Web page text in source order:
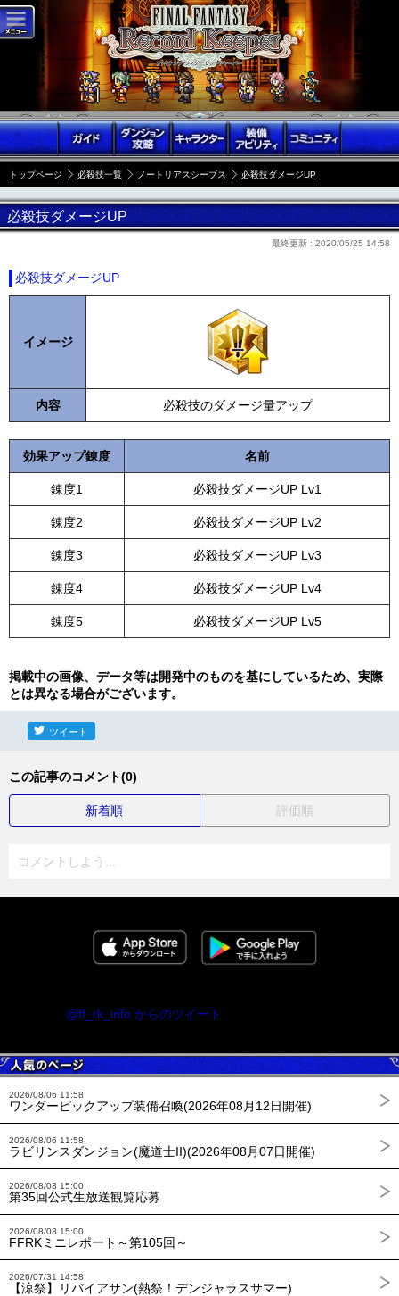
トップページ 必殺技一覧 ノートリアスシーブス 必殺技ダメージUP
必殺技ダメージUP
最終更新 : 2020/05/25 14:58
必殺技ダメージUP
イメージ
内容 必殺技のダメージ量アップ
効果アップ錬度 名前
錬度1 必殺技ダメージUP Lv1
錬度2 必殺技ダメージUP Lv2
錬度3 必殺技ダメージUP Lv3
錬度4 必殺技ダメージUP Lv4
錬度5 必殺技ダメージUP Lv5
掲載中の画像、データ等は開発中のものを基にしているため、実際
とは異なる場合がございます。
ツイート
この記事のコメント(0)
新着順 評価順
コメントしよう...
@ff_rk_info からのツイート
2026/08/06 11:58
ワンダーピックアップ装備召喚(2026年08月12日開催)
2026/08/06 11:58
ラビリンスダンジョン(魔道士II)(2026年08月07日開催)
2026/08/03 15:00
第35回公式生放送観覧応募
2026/08/03 15:00
FFRKミニレポート～第105回～
2026/07/31 14:58
【涼祭】リバイアサン(熱祭！デンジャラスサマー)